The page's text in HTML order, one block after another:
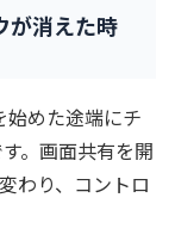
が消えた時
始めた途端にチ
。画面共有を開
わり、コントロ